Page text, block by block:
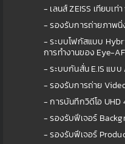
- เลนส์ ZEISS เทียบเ
- รองรับการถ่ายภาพนิ่
- ระบบโฟกัสแบบ
การทำงานของ Eye-AF
- ระบบกันสั่น E.IS แบบ
- รองรับการถ่าย
- การบันทึกวิดีโอ UHD
- รองรับฟีเจอร์
- รองรับฟีเจอร์